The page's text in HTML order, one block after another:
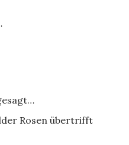
Rosen übertrifft